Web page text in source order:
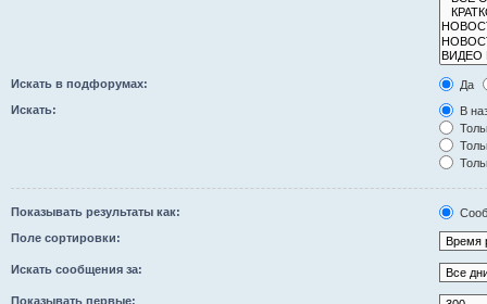
Искать в подфорумах:
Да
Искать:
В
Показывать результаты как:
Поле сортировки:
Искать сообщения за:
Показывать первые: